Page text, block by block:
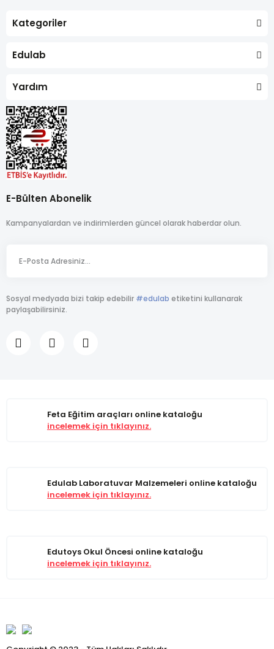
Kategoriler
Edulab
Yardım
E-Bülten Abonelik
Kampanyalardan ve indirimlerden güncel olarak haberdar olun.
Sosyal medyada bizi takip edebilir #edulab etiketini kullanarak
paylaşabilirsiniz.
Feta Eğitim araçları online kataloğu
incelemek için tıklayınız.
Edulab Laboratuvar Malzemeleri online kataloğu
incelemek için tıklayınız.
Edutoys Okul Öncesi online kataloğu
incelemek için tıklayınız.